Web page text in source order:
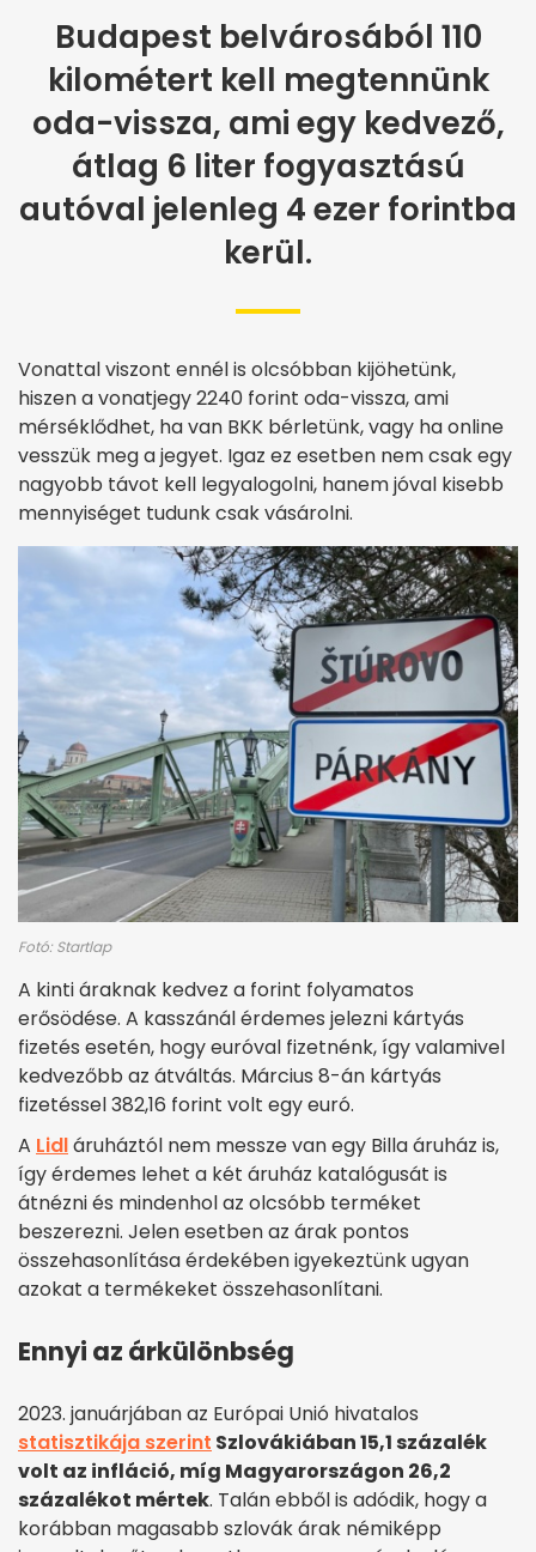
Budapest belvárosából 110
kilométert kell megtennünk
oda-vissza, ami egy kedvező,
átlag 6 liter fogyasztású
autóval jelenleg 4 ezer forintba
kerül.
Vonattal viszont ennél is olcsóbban kijöhetünk,
hiszen a vonatjegy 2240 forint oda-vissza, ami
mérséklődhet, ha van BKK bérletünk, vagy ha online
vesszük meg a jegyet. Igaz ez esetben nem csak egy
nagyobb távot kell legyalogolni, hanem jóval kisebb
mennyiséget tudunk csak vásárolni.
Fotó: Startlap
A kinti áraknak kedvez a forint folyamatos
erősödése. A kasszánál érdemes jelezni kártyás
fizetés esetén, hogy euróval fizetnénk, így valamivel
kedvezőbb az átváltás. Március 8-án kártyás
fizetéssel 382,16 forint volt egy euró.
A Lidláruháztól nem messze van egy Billa áruház is,
így érdemes lehet a két áruház katalógusát is
átnézni és mindenhol az olcsóbb terméket
beszerezni. Jelen esetben az árak pontos
összehasonlítása érdekében igyekeztünk ugyan
azokat a termékeket összehasonlítani.
Ennyi az árkülönbség
2023. januárjában az Európai Unió hivatalos
statisztikája szerint Szlovákiában 15,1 százalék
volt az infláció, míg Magyarországon 26,2
százalékot mértek. Talán ebből is adódik, hogy a
korábban magasabb szlovák árak némiképp